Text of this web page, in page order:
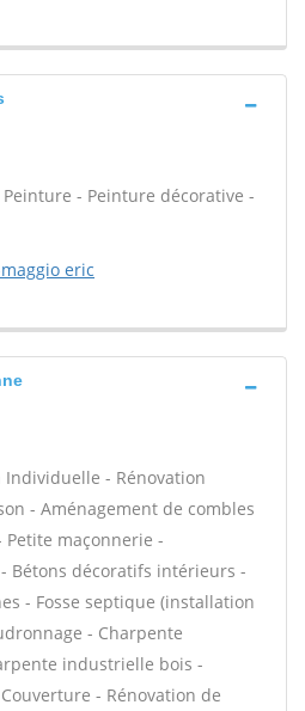
- Peinture décorative -
eric
- Rénovation
- Aménagement de combles
maçonnerie -
Bétons décoratifs intérieurs -
- Fosse septique (installation
- Charpente
industrielle bois -
- Rénovation de